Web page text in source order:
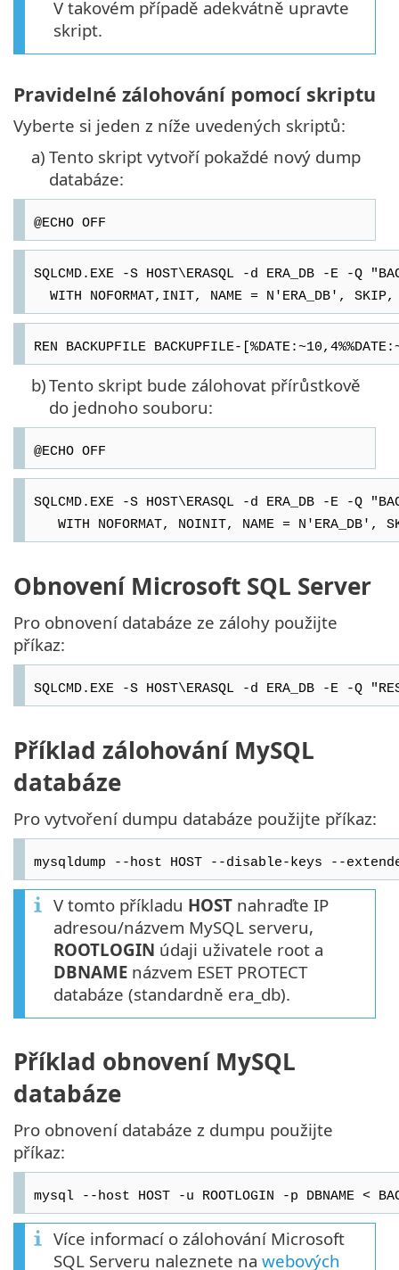
V takovém případě adekvátně upravte
skript.
Pravidelné zálohování pomocí skriptu
Vyberte si jeden z níže uvedených skriptů:
a) Tento skript vytvoří pokaždé nový dump
databáze:
@ECHO OFF
SQLCMD.EXE -S HOST\ERASQL -d ERA_DB -E -Q
WITH NOFORMAT,INIT, NAME = N'ERA_DB', SKIP,
REN BACKUPFILE BACKUPFILE-
b)Tento skript bude zálohovat přírůstkově
do jednoho souboru:
@ECHO OFF
SQLCMD.EXE -S HOST\ERASQL -d ERA_DB -E -Q
WITH NOFORMAT, NOINIT, NAME = N'ERA_DB',
Obnovení Microsoft SQL Server
Pro obnovení databáze ze zálohy použijte
příkaz:
SQLCMD.EXE -S HOST\ERASQL -d ERA_DB -E -Q
Příklad zálohování MySQL
databáze
Pro vytvoření dumpu databáze použijte příkaz:
mysqldump --host HOST --disable-keys --
V tomto příkladu HOST nahraďte IP
adresou/názvem MySQL serveru,
ROOTLOGIN údaji uživatele root a
DBNAME názvem ESET PROTECT
databáze (standardně era_db).
Příklad obnovení MySQL
databáze
Pro obnovení databáze z dumpu použijte
příkaz:
mysql --host HOST -u ROOTLOGIN -p DBNAME <
Více informací o zálohování Microsoft
SQL Serveru naleznete na webových